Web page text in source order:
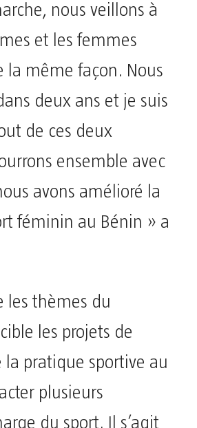
nous veillons à
et les femmes
la même façon. Nous
deux ans et je suis
de ces deux
ensemble avec
avons amélioré la
féminin au Bénin » a
les thèmes du
les projets de
pratique sportive au
plusieurs
du sport. Il s’agit